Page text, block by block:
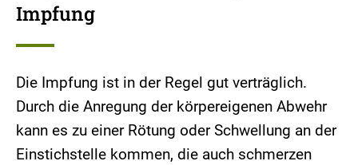
Impfung
Die Impfung ist in der Regel gut verträglich.
Durch die Anregung der körpereigenen Abwehr
kann es zu einer Rötung oder Schwellung an der
Einstichstelle kommen, die auch schmerzen